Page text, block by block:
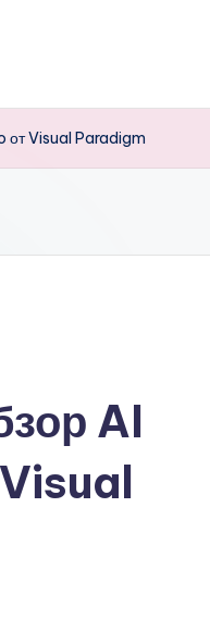
от Visual Paradigm
AI